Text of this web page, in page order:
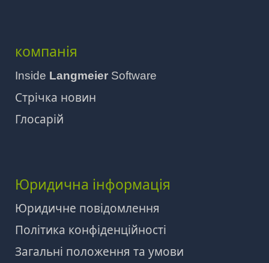
компанія
Inside Langmeier Software
Стрічка новин
Глосарій
Юридична інформація
Юридичне повідомлення
Політика конфіденційності
Загальні положення та умови